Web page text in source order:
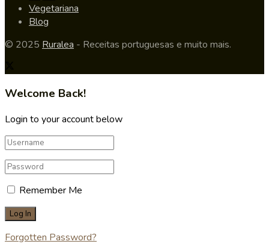
Vegetariana
Blog
© 2025 Ruralea - Receitas portuguesas e muito mais.
Welcome Back!
Login to your account below
Remember Me
Forgotten Password?